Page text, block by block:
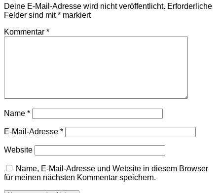
Deine E-Mail-Adresse wird nicht veröffentlicht. Erforderliche
Felder sind mit* markiert
Kommentar *
Name *
E-Mail-Adresse *
Website
Name, E-Mail-Adresse und Website in diesem Browser
für meinen nächsten Kommentar speichern.